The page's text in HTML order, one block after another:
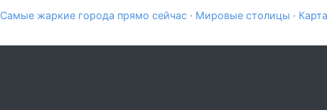
Самые жаркие города прямо сейчас · Мировые столицы ·